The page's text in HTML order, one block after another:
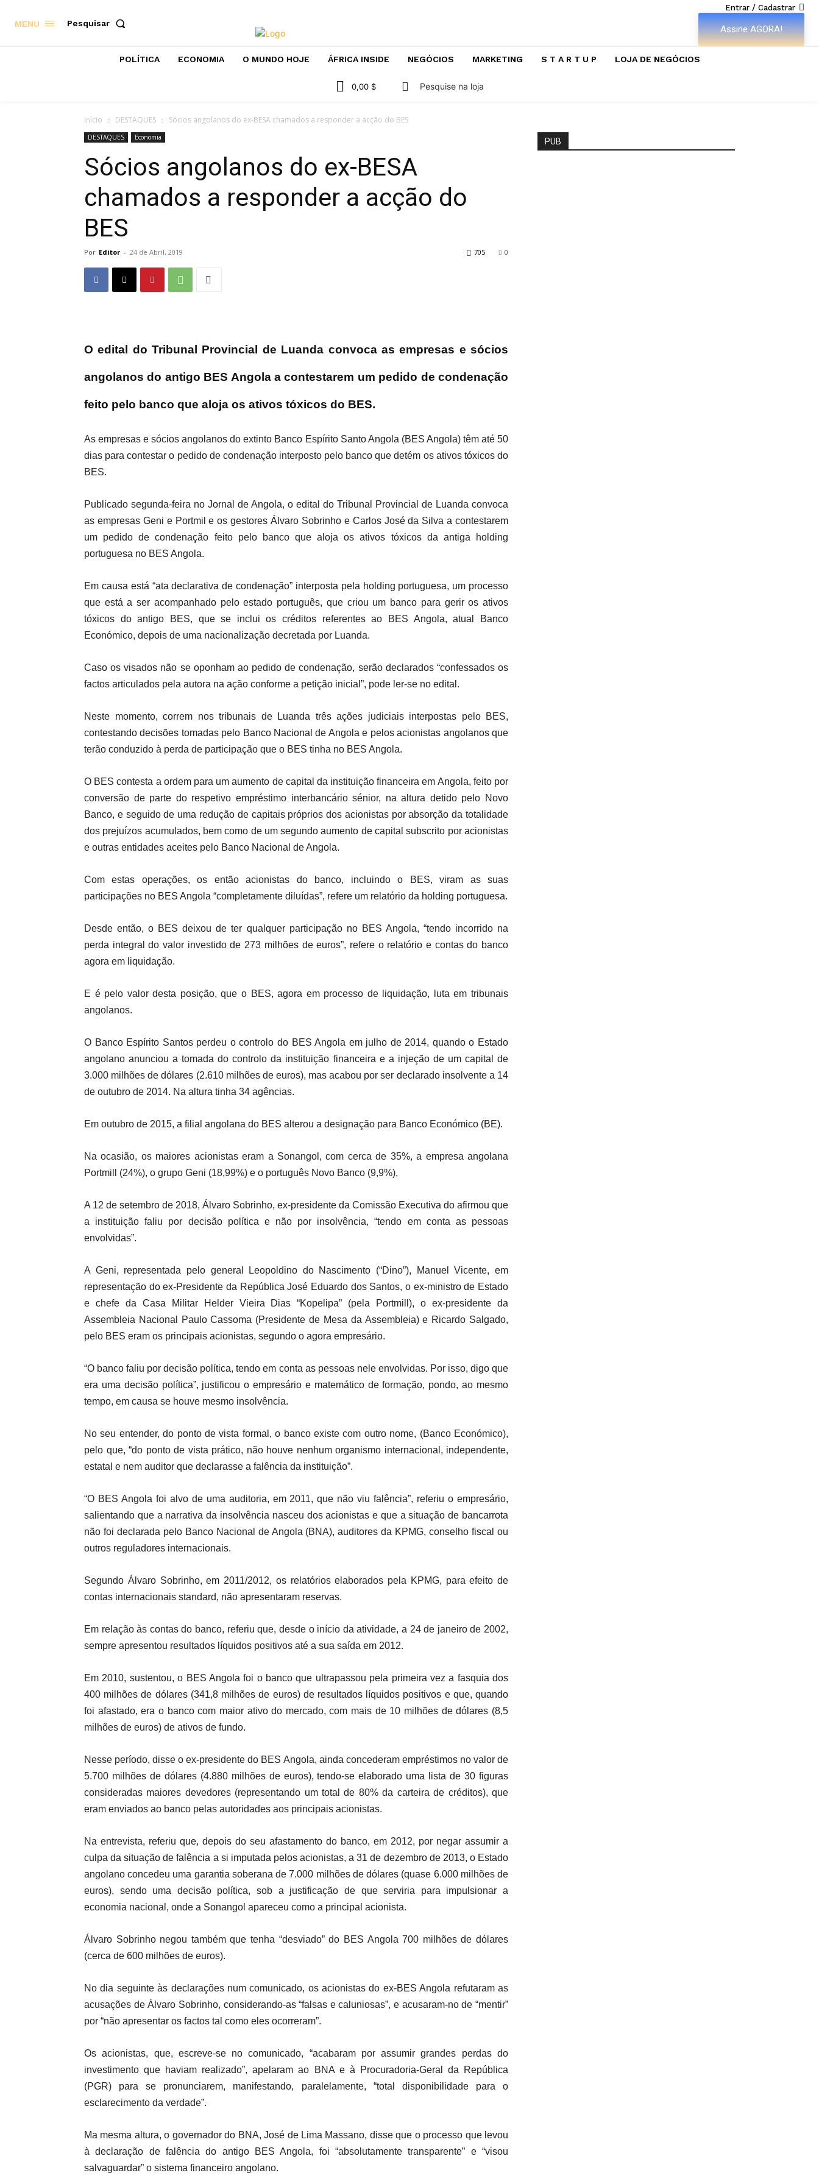
MENU Pesquisar
Entrar / Cadastrar
Assine AGORA!
POLÍTICA ECONOMIA O MUNDO HOJE ÁFRICA INSIDE NEGÓCIOS MARKETING S T A R T U P LOJA DE NEGÓCIOS
0,00 $ Pesquise na loja
Início DESTAQUES Sócios angolanos do ex-BESA chamados a responder a acção do BES
DESTAQUES Economia
Sócios angolanos do ex-BESA
chamados a responder a acção do
BES
Por Editor - 24 de Abril, 2019 0
705
O edital do Tribunal Provincial de Luanda convoca as empresas e sócios
angolanos do antigo BES Angola a contestarem um pedido de condenação
feito pelo banco que aloja os ativos tóxicos do BES.
As empresas e sócios angolanos do extinto Banco Espírito Santo Angola (BES Angola) têm até 50
dias para contestar o pedido de condenação interposto pelo banco que detém os ativos tóxicos do
BES.
Publicado segunda-feira no Jornal de Angola, o edital do Tribunal Provincial de Luanda convoca
as empresas Geni e Portmil e os gestores Álvaro Sobrinho e Carlos José da Silva a contestarem
um pedido de condenação feito pelo banco que aloja os ativos tóxicos da antiga holding
portuguesa no BES Angola.
Em causa está “ata declarativa de condenação” interposta pela holding portuguesa, um processo
que está a ser acompanhado pelo estado português, que criou um banco para gerir os ativos
tóxicos do antigo BES, que se inclui os créditos referentes ao BES Angola, atual Banco
Económico, depois de uma nacionalização decretada por Luanda.
Caso os visados não se oponham ao pedido de condenação, serão declarados “confessados os
factos articulados pela autora na ação conforme a petição inicial”, pode ler-se no edital.
Neste momento, correm nos tribunais de Luanda três ações judiciais interpostas pelo BES,
contestando decisões tomadas pelo Banco Nacional de Angola e pelos acionistas angolanos que
terão conduzido à perda de participação que o BES tinha no BES Angola.
O BES contesta a ordem para um aumento de capital da instituição financeira em Angola, feito por
conversão de parte do respetivo empréstimo interbancário sénior, na altura detido pelo Novo
Banco, e seguido de uma redução de capitais próprios dos acionistas por absorção da totalidade
dos prejuízos acumulados, bem como de um segundo aumento de capital subscrito por acionistas
e outras entidades aceites pelo Banco Nacional de Angola.
Com estas operações, os então acionistas do banco, incluindo o BES, viram as suas
participações no BES Angola “completamente diluídas”, refere um relatório da holding portuguesa.
Desde então, o BES deixou de ter qualquer participação no BES Angola, “tendo incorrido na
perda integral do valor investido de 273 milhões de euros”, refere o relatório e contas do banco
agora em liquidação.
E é pelo valor desta posição, que o BES, agora em processo de liquidação, luta em tribunais
angolanos.
O Banco Espírito Santos perdeu o controlo do BES Angola em julho de 2014, quando o Estado
angolano anunciou a tomada do controlo da instituição financeira e a injeção de um capital de
3.000 milhões de dólares (2.610 milhões de euros), mas acabou por ser declarado insolvente a 14
de outubro de 2014. Na altura tinha 34 agências.
Em outubro de 2015, a filial angolana do BES alterou a designação para Banco Económico (BE).
Na ocasião, os maiores acionistas eram a Sonangol, com cerca de 35%, a empresa angolana
Portmill (24%), o grupo Geni (18,99%) e o português Novo Banco (9,9%),
A 12 de setembro de 2018, Álvaro Sobrinho, ex-presidente da Comissão Executiva do afirmou que
a instituição faliu por decisão política e não por insolvência, “tendo em conta as pessoas
envolvidas”.
A Geni, representada pelo general Leopoldino do Nascimento (“Dino”), Manuel Vicente, em
representação do ex-Presidente da República José Eduardo dos Santos, o ex-ministro de Estado
e chefe da Casa Militar Helder Vieira Dias “Kopelipa” (pela Portmill), o ex-presidente da
Assembleia Nacional Paulo Cassoma (Presidente de Mesa da Assembleia) e Ricardo Salgado,
pelo BES eram os principais acionistas, segundo o agora empresário.
“O banco faliu por decisão política, tendo em conta as pessoas nele envolvidas. Por isso, digo que
era uma decisão política”, justificou o empresário e matemático de formação, pondo, ao mesmo
tempo, em causa se houve mesmo insolvência.
No seu entender, do ponto de vista formal, o banco existe com outro nome, (Banco Económico),
pelo que, “do ponto de vista prático, não houve nenhum organismo internacional, independente,
estatal e nem auditor que declarasse a falência da instituição”.
“O BES Angola foi alvo de uma auditoria, em 2011, que não viu falência”, referiu o empresário,
salientando que a narrativa da insolvência nasceu dos acionistas e que a situação de bancarrota
não foi declarada pelo Banco Nacional de Angola (BNA), auditores da KPMG, conselho fiscal ou
outros reguladores internacionais.
Segundo Álvaro Sobrinho, em 2011/2012, os relatórios elaborados pela KPMG, para efeito de
contas internacionais standard, não apresentaram reservas.
Em relação às contas do banco, referiu que, desde o início da atividade, a 24 de janeiro de 2002,
sempre apresentou resultados líquidos positivos até a sua saída em 2012.
Em 2010, sustentou, o BES Angola foi o banco que ultrapassou pela primeira vez a fasquia dos
400 milhões de dólares (341,8 milhões de euros) de resultados líquidos positivos e que, quando
foi afastado, era o banco com maior ativo do mercado, com mais de 10 milhões de dólares (8,5
milhões de euros) de ativos de fundo.
Nesse período, disse o ex-presidente do BES Angola, ainda concederam empréstimos no valor de
5.700 milhões de dólares (4.880 milhões de euros), tendo-se elaborado uma lista de 30 figuras
consideradas maiores devedores (representando um total de 80% da carteira de créditos), que
eram enviados ao banco pelas autoridades aos principais acionistas.
Na entrevista, referiu que, depois do seu afastamento do banco, em 2012, por negar assumir a
culpa da situação de falência a si imputada pelos acionistas, a 31 de dezembro de 2013, o Estado
angolano concedeu uma garantia soberana de 7.000 milhões de dólares (quase 6.000 milhões de
euros), sendo uma decisão política, sob a justificação de que serviria para impulsionar a
economia nacional, onde a Sonangol apareceu como a principal acionista.
Álvaro Sobrinho negou também que tenha “desviado” do BES Angola 700 milhões de dólares
(cerca de 600 milhões de euros).
No dia seguinte às declarações num comunicado, os acionistas do ex-BES Angola refutaram as
acusações de Álvaro Sobrinho, considerando-as “falsas e caluniosas”, e acusaram-no de “mentir”
por “não apresentar os factos tal como eles ocorreram”.
Os acionistas, que, escreve-se no comunicado, “acabaram por assumir grandes perdas do
investimento que haviam realizado”, apelaram ao BNA e à Procuradoria-Geral da República
(PGR) para se pronunciarem, manifestando, paralelamente, “total disponibilidade para o
esclarecimento da verdade”.
Ma mesma altura, o governador do BNA, José de Lima Massano, disse que o processo que levou
à declaração de falência do antigo BES Angola, foi “absolutamente transparente” e “visou
salvaguardar” o sistema financeiro angolano.
PUB